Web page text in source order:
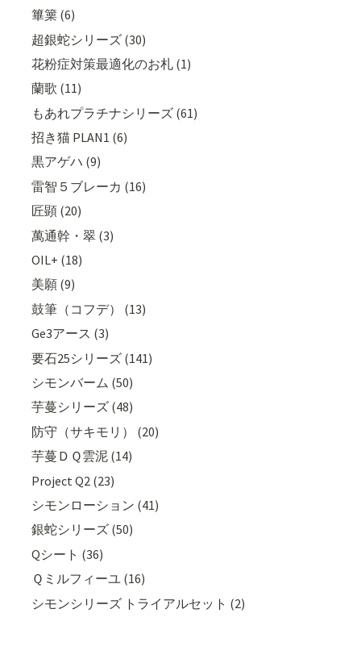
篳篥 (6)
超銀蛇シリーズ (30)
花粉症対策最適化のお札 (1)
蘭歌 (11)
もあれプラチナシリーズ (61)
招き猫 PLAN1 (6)
黒アゲハ (9)
雷智５ブレーカ (16)
匠顕 (20)
萬通幹・翠 (3)
OIL+ (18)
美願 (9)
鼓筆（コフデ） (13)
Ge3アース (3)
要石25シリーズ (141)
シモンバーム (50)
芋蔓シリーズ (48)
防守（サキモリ） (20)
芋蔓ＤＱ雲泥 (14)
Project Q2 (23)
シモンローション (41)
銀蛇シリーズ (50)
Qシート (36)
Ｑミルフィーユ (16)
シモンシリーズ トライアルセット (2)